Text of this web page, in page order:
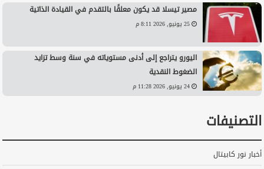
مصير تيسلا قد يكون معلقًا بالتقدم في القيادة الذاتية
25 يونيو, 2026 8:11 م
اليورو يتراجع إلى أدنى مستوياته في سنة وسط تزايد
الضغوط النقدية
24 يونيو, 2026 11:28 م
التصنيفات
أخبار نور كابيتال